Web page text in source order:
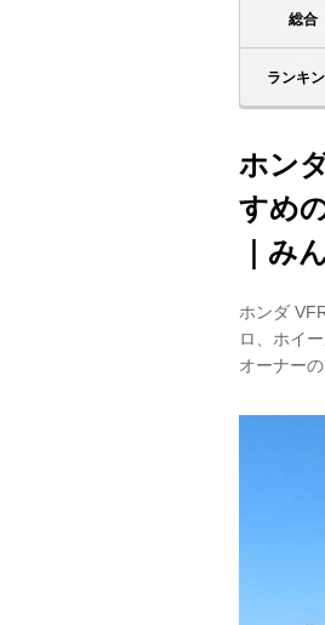
総合
ランキ
ホン
すめ
｜み
ホンダ
ロ、ホイ
オーナー